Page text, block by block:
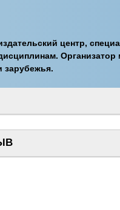
центр,
зарубежья.